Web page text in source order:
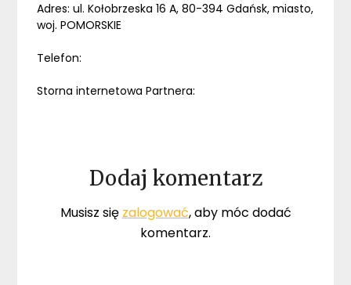
Adres: ul. Kołobrzeska 16 A, 80-394 Gdańsk, miasto,
woj. POMORSKIE
Telefon:
Storna internetowa Partnera:
Dodaj komentarz
Musisz się zalogować, aby móc dodać
komentarz.